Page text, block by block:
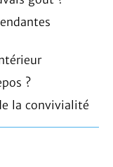
?
la convivialité